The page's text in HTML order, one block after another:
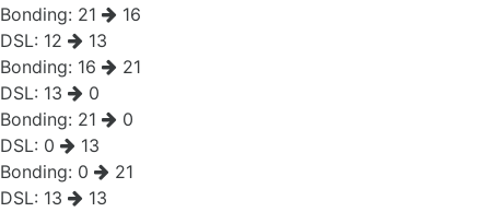
Bonding: 21
16
DSL: 12
13
Bonding: 16
21
DSL: 13
0
Bonding: 21
0
DSL: 0
13
Bonding: 0
21
DSL: 13
13